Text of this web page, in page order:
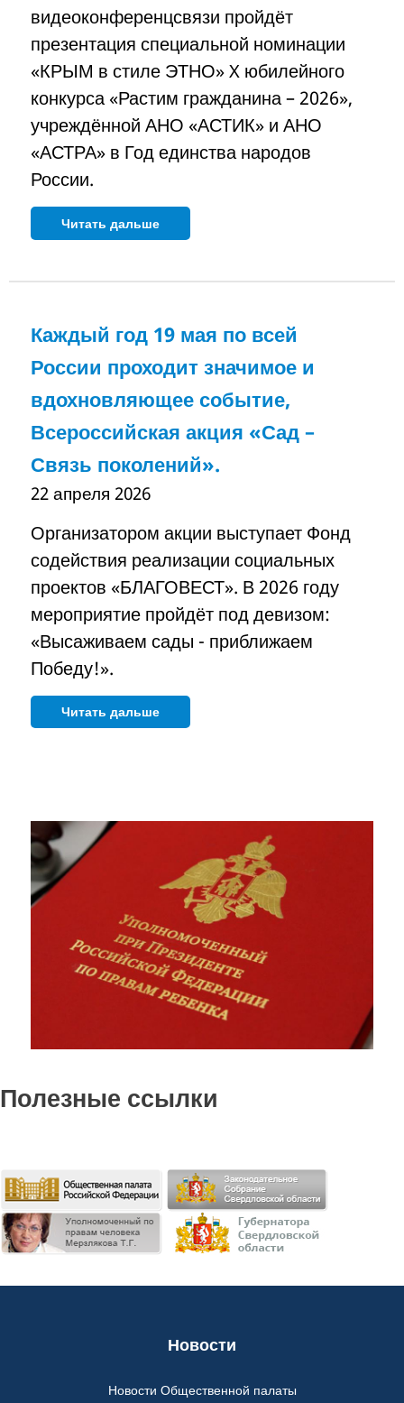
видеоконференцсвязи пройдёт
презентация специальной номинации
«КРЫМ в стиле ЭТНО» X юбилейного
конкурса «Растим гражданина – 2026»,
учреждённой АНО «АСТИК» и АНО
«АСТРА» в Год единства народов
России.
Читать дальше
Каждый год 19 мая по всей
России проходит значимое и
вдохновляющее событие,
Всероссийская акция «Сад –
Связь поколений».
22 апреля 2026
Организатором акции выступает Фонд
содействия реализации социальных
проектов «БЛАГОВЕСТ». В 2026 году
мероприятие пройдёт под девизом:
«Высаживаем сады - приближаем
Победу!».
Читать дальше
Полезные ссылки
Новости
Новости Общественной палаты